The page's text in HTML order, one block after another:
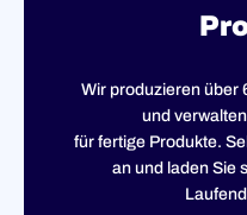
Wir produzieren über
und
für fertige Produkte.
an und laden Sie